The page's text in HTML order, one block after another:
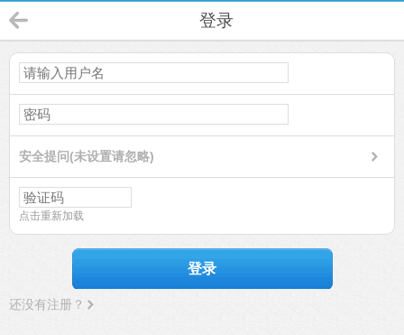
登录
安全提问(未设置请忽略)
点击重新加载
登录
还没有注册？